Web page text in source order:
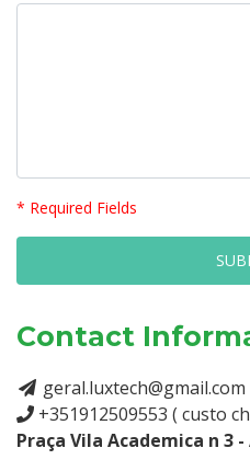
* Required Fields
Contact
geral.luxtech@gmail.com
+351912509553 ( custo
Praça Vila Academica n 3 -